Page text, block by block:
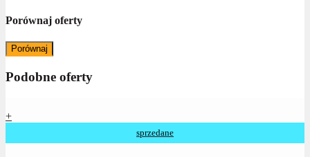
Porównaj oferty
Porównaj
Podobne oferty
+
sprzedane